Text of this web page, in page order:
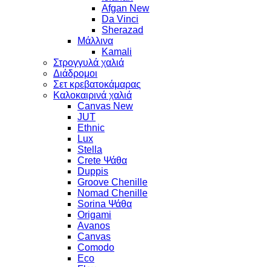
Afgan New
Da Vinci
Sherazad
Μάλλινα
Kamali
Στρογγυλά χαλιά
Διάδρομοι
Σετ κρεβατοκάμαρας
Καλοκαιρινά χαλιά
Canvas New
JUT
Ethnic
Lux
Stella
Crete Ψάθα
Duppis
Groove Chenille
Nomad Chenille
Sorina Ψάθα
Origami
Avanos
Canvas
Comodo
Eco